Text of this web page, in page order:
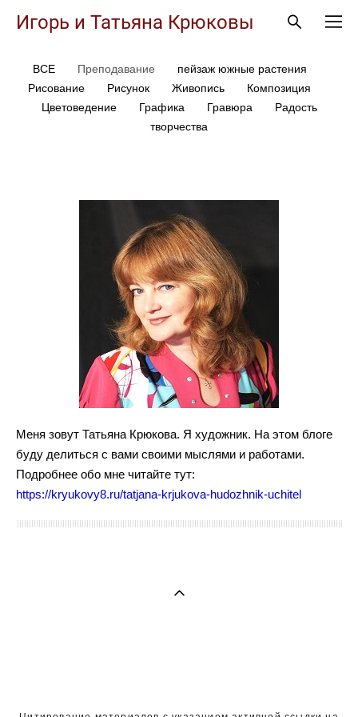
Игорь и Татьяна Крюковы
ВСЕ Преподавание
пейзаж южные растения
Рисование
Рисунок Живопись
Композиция
Цветоведение
Графика Гравюра
Радость
творчества
Меня зовут Татьяна Крюкова. Я художник. На этом блоге
буду делиться с вами своими мыслями и работами.
Подробнее обо мне читайте тут:
https://kryukovy8.ru/tatjana-krjukova-hudozhnik-uchitel